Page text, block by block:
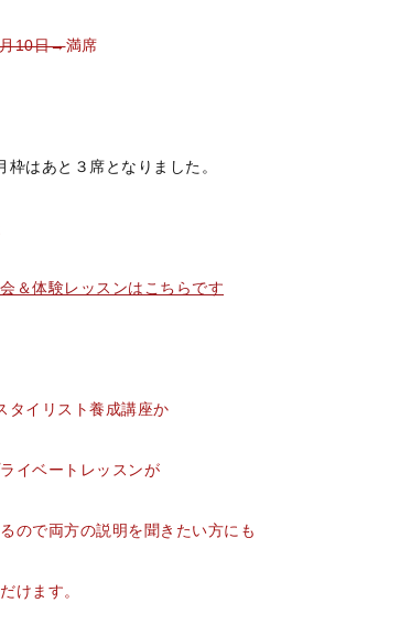
10日→満席
枠はあと３席となりました。
＆体験レッスンはこちらです
タイリスト養成講座か
イベートレッスンが
ので両方の説明を聞きたい方にも
けます。